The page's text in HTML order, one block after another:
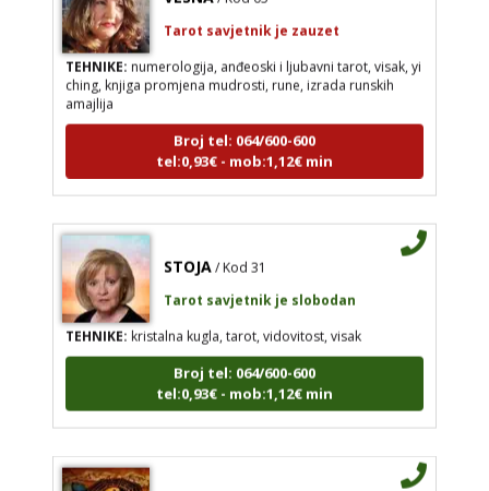
Tarot savjetnik je zauzet
TEHNIKE:numerologija, anđeoski i ljubavni tarot, visak, yi
ching, knjiga promjena mudrosti, rune, izrada runskih
amajlija
Broj tel: 064/600-600
tel:0,93€ - mob:1,12€ min
STOJA / Kod 31
Tarot savjetnik je slobodan
TEHNIKE:kristalna kugla, tarot, vidovitost, visak
Broj tel: 064/600-600
tel:0,93€ - mob:1,12€ min